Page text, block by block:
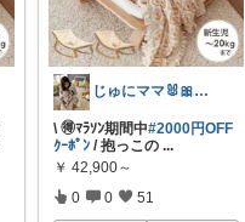
じゅにママ🐰🎀2yboyワーママ
\ 🉐ﾏﾗｿﾝ期間中#2000円OFF
ｸｰﾎﾟﾝ / 抱っこの ...
￥ 42,900～
0 0 51